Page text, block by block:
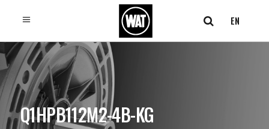
EN
Q1HPB112M2-4B-KG